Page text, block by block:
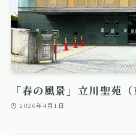
「春の風景」立川聖苑
2026年4月1日